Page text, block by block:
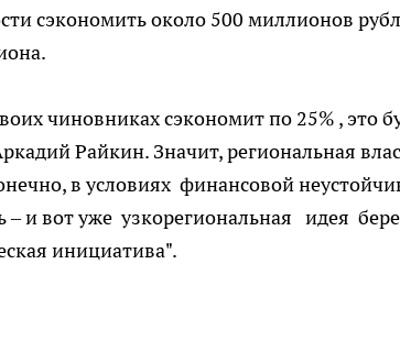
сэкономить около 500 миллионов
чиновниках сэкономит по 25% , это
Райкин. Значит, региональная
в условиях финансовой
и вот уже узкорегиональная идея
инициатива".